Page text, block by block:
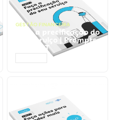
GESTÃO FINANCEIRA
Faça a precificação do
seu serviço | Prompts
ChatGPT